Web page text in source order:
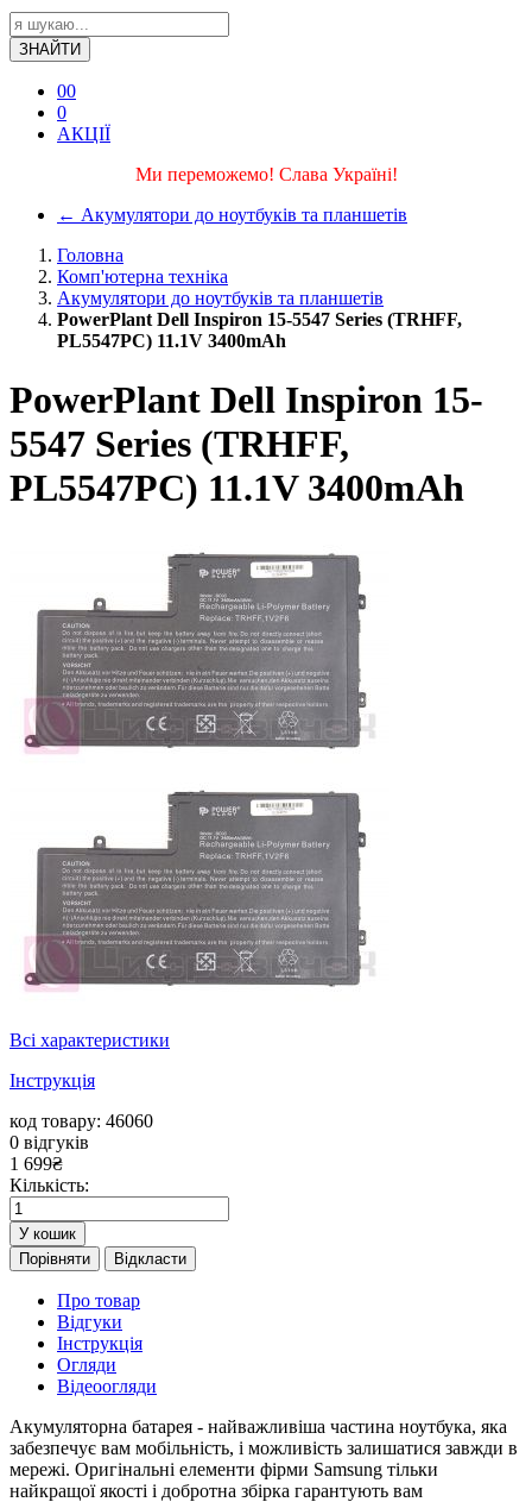
ЗНАЙТИ
00
0
АКЦІЇ
Ми переможемо! Слава Україні!
← Акумулятори до ноутбуків та планшетів
Головна
Комп'ютерна техніка
Акумулятори до ноутбуків та планшетів
PowerPlant Dell Inspiron 15-5547 Series (TRHFF,
PL5547PC) 11.1V 3400mAh
PowerPlant Dell Inspiron 15-
5547 Series (TRHFF,
PL5547PC) 11.1V 3400mAh
Всі характеристики
Інструкція
код товару: 46060
0 відгуків
1 699₴
Кількість:
У кошик
Порівняти
Відкласти
Про товар
Відгуки
Інструкція
Огляди
Відеоогляди
Акумуляторна батарея - найважливіша частина ноутбука, яка
забезпечує вам мобільність, і можливість залишатися завжди в
мережі. Оригінальні елементи фірми Samsung тільки
найкращої якості і добротна збірка гарантують вам